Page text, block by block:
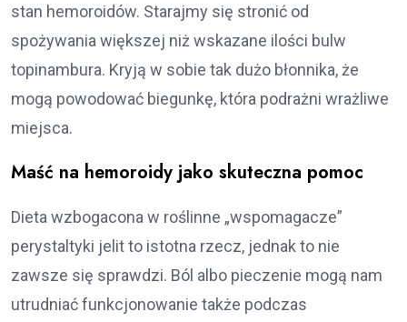
stan hemoroidów. Starajmy się stronić od
spożywania większej niż wskazane ilości bulw
topinambura. Kryją w sobie tak dużo błonnika, że
mogą powodować biegunkę, która podrażni wrażliwe
miejsca.
Maść na hemoroidy jako skuteczna pomoc
Dieta wzbogacona w roślinne „wspomagacze”
perystaltyki jelit to istotna rzecz, jednak to nie
zawsze się sprawdzi. Ból albo pieczenie mogą nam
utrudniać funkcjonowanie także podczas